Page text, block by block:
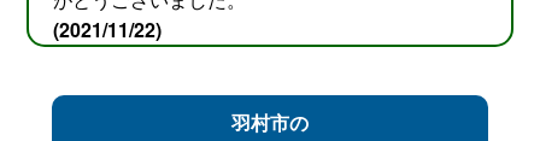
(2021/11/22)
羽村市の